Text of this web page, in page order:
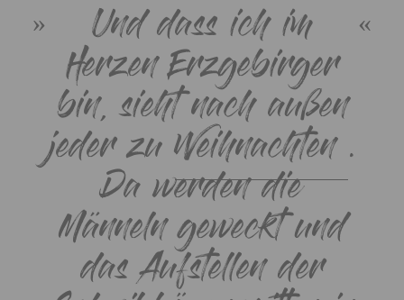
Und dass ich im
Herzen Erzgebirger
bin, sieht nach außen
jeder zuWeihnachten.
Da werden die
Männeln geweckt und
das Aufstellen der